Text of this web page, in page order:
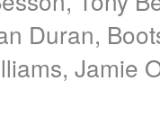
Duran,
Jamie